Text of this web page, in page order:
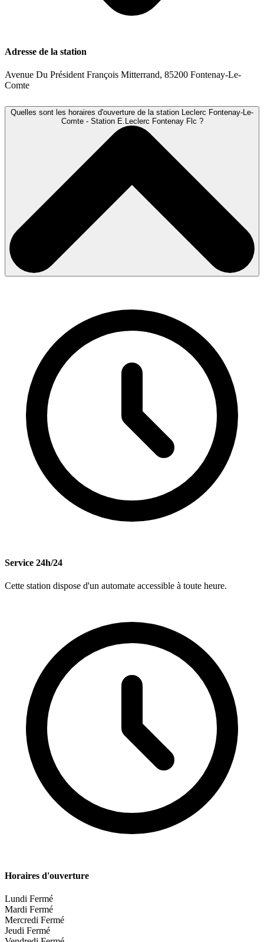
Adresse de la station
Avenue Du Président François Mitterrand, 85200 Fontenay-Le-
Comte
Quelles sont les horaires d'ouverture de la station Leclerc Fontenay-Le-
Comte - Station E.Leclerc Fontenay Flc ?
Service 24h/24
Cette station dispose d'un automate accessible à toute heure.
Horaires d'ouverture
Lundi Fermé
Mardi Fermé
Mercredi Fermé
Jeudi Fermé